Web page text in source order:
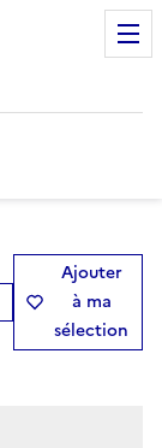
Ajouter
à ma
sélection